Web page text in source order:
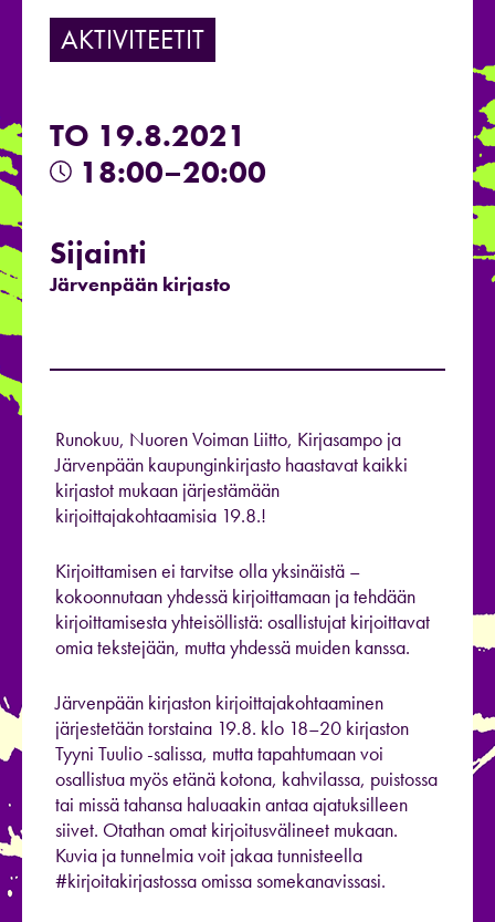
AKTIVITEETIT
TO 19.8.2021
18:00–20:00
Sijainti
Järvenpään kirjasto
Runokuu, Nuoren Voiman Liitto, Kirjasampo ja
Järvenpään kaupunginkirjasto haastavat kaikki
kirjastot mukaan järjestämään
kirjoittajakohtaamisia 19.8.!
Kirjoittamisen ei tarvitse olla yksinäistä –
kokoonnutaan yhdessä kirjoittamaan ja tehdään
kirjoittamisesta yhteisöllistä: osallistujat kirjoittavat
omia tekstejään, mutta yhdessä muiden kanssa.
Järvenpään kirjaston kirjoittajakohtaaminen
järjestetään torstaina 19.8. klo 18–20 kirjaston
Tyyni Tuulio -salissa, mutta tapahtumaan voi
osallistua myös etänä kotona, kahvilassa, puistossa
tai missä tahansa haluaakin antaa ajatuksilleen
siivet. Otathan omat kirjoitusvälineet mukaan.
Kuvia ja tunnelmia voit jakaa tunnisteella
#kirjoitakirjastossa omissa somekanavissasi.